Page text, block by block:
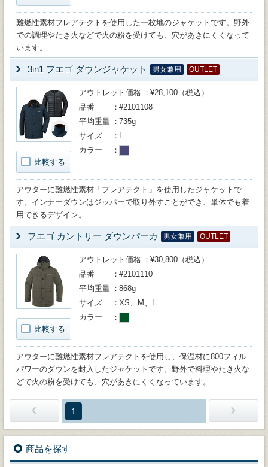
難燃性素材フレアテクトを使用した一枚地のジャケットです。野外
での調理やたき火などで火の粉を受けても、穴があきにくくなって
います。
3in1 フエゴ ダウンジャケット 男女兼用 OUTLET
比較する
アウトレット価格
¥28,100（税込）
品番
#2101108
平均重量
735g
サイズ
L
カラー
アウターに難燃性素材「フレアテクト」を使用したジャケットで
す。インナーダウンはジッパーで取り外すことができ、単体でも着
用できるデザイン。
フエゴ カントリー ダウンパーカ 男女兼用 OUTLET
比較する
アウトレット価格
¥30,800（税込）
品番
#2101110
平均重量
868g
サイズ
XS、M、L
カラー
アウターに難燃性素材フレアテクトを使用し、保温材に800フィル
パワーのダウンを封入したジャケットです。野外で料理やたき火な
どで火の粉を受けても、穴があきにくくなっています。
1
商品を探す